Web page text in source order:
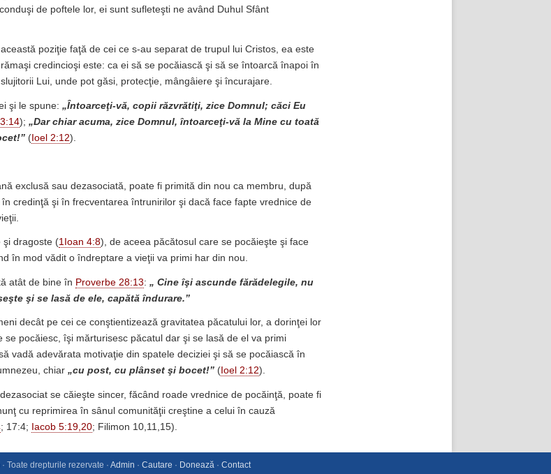
de poftele lor, ei sunt sufleteşti ne având Duhul Sfânt
poziţie faţă de cei ce s-au separat de trupul lui Cristos, ea este
credincioşi este: ca ei să se pocăiască şi să se întoarcă înapoi în
Lui, unde pot găsi, protecţie, mângâiere şi încurajare.
şi le spune: „Întoarceţi-vă, copii răzvrătiţi, zice Domnul; căci Eu
); „Dar chiar acuma, zice Domnul, întoarceţi-vă la Mine cu toată
(Ioel 2:12).
exclusă sau dezasociată, poate fi primită din nou ca membru, după
credinţă şi în frecventarea întrunirilor şi dacă face fapte vrednice de
şi dragoste (1Ioan 4:8), de aceea păcătosul care se pocăieşte şi face
în mod vădit o îndreptare a vieţii va primi har din nou.
atât de bine în Proverbe 28:13: „ Cine îşi ascunde fărădelegile, nu
şi se lasă de ele, capătă îndurare.”
decât pe cei ce conştientizează gravitatea păcatului lor, a dorinţei lor
pocăiesc, îşi mărturisesc păcatul dar şi se lasă de el va primi
vadă adevărata motivaţie din spatele deciziei şi să se pocăiască în
chiar „cu post, cu plânset şi bocet!” ( Ioel 2:12).
se căieşte sincer, făcând roade vrednice de pocăinţă, poate fi
cu reprimirea în sânul comunităţii creştine a celui în cauză
; 17:4; Iacob 5:19,20; Filimon 10,11,15).
Toate drepturile rezervate · Admin · Cautare · Donează · Contact